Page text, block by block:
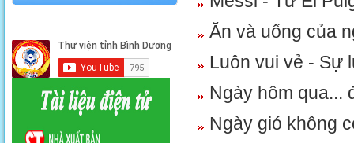
Ăn và uống của
Luôn vui vẻ - Sự
Ngày hôm qua...
Ngày gió không